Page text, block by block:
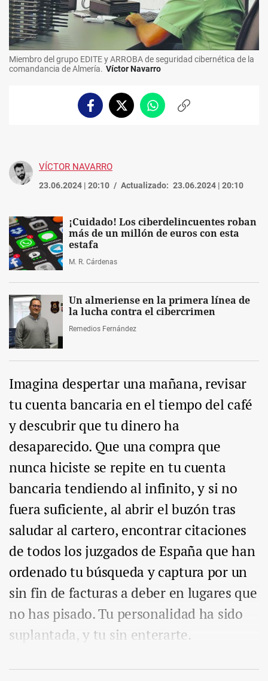
Miembro del grupo EDITE y ARROBA de seguridad cibernética de la
comandancia de Almería. Víctor Navarro
FacebookTwitterWhatsappCopiar
VÍCTOR NAVARRO
23.06.2024 | 20:10 Actualizado: 23.06.2024 | 20:10
¡Cuidado! Los ciberdelincuentes roban
más de un millón de euros con esta
estafa
M. R. Cárdenas
Un almeriense en la primera línea de
la lucha contra el cibercrimen
Remedios Fernández
Imagina despertar una mañana, revisar
tu cuenta bancaria en el tiempo del café
y descubrir que tu dinero ha
desaparecido. Que una compra que
nunca hiciste se repite en tu cuenta
bancaria tendiendo al infinito, y si no
fuera suficiente, al abrir el buzón tras
saludar al cartero, encontrar citaciones
de todos los juzgados de España que han
ordenado tu búsqueda y captura por un
sin fin de facturas a deber en lugares que
no has pisado. Tu personalidad ha sido
suplantada, y tu sin enterarte.